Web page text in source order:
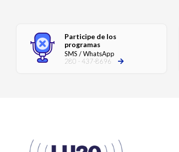
Participe de los
programas
SMS / WhatsApp
280 - 437-8696